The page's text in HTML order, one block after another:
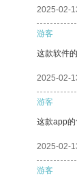
2025-02-
游客
这款软件
2025-02-
游客
这款app的
2025-02-
游客